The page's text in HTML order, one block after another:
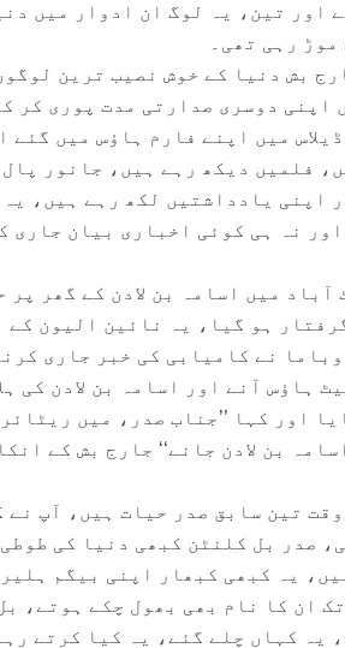
اور تین، یہ لوگ ان ادوار میں
رہی تھی۔
بش دنیا کے خوش نصیب ترین
ہیں، یہ خوش نصیب بش جنوری 2009ء میں اپنی دوسری صدارتی مدت پوری کر
میں اپنے فارم ہاؤس میں گئے
فلمیں دیکھ رہے ہیں، جانور
اپنی یادداشتیں لکھ رہے ہیں، یہ
نہ ہی کوئی اخباری بیان جاری
نے دو مئی 2011ء کو ایبٹ آباد میں اسامہ بن لادن کے گھر
ہو گیا، یہ نائین الیون کے
نے کامیابی کی خبر جاری
ہاؤس آنے اور اسامہ بن لادن کی
اور کہا ’’جناب صدر، میں
بن لادن جانے‘‘ جارج بش کے
تین سابق صدر حیات ہیں، آپ نے
صدر بل کلنٹن کبھی دنیا کی طوطی
رہے ہیں، یہ کبھی کبھار اپنی بیگم
ان کا نام بھی بھول چکے ہوتے،
یہ کہاں چلے گئے، یہ کیا کرتے